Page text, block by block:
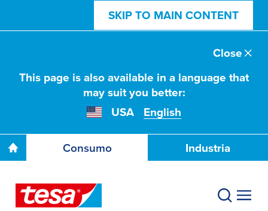
SKIP TO MAIN CONTENT
This page is also available in a language that
may suit you better:
USA
English
Close
Consumo Industria